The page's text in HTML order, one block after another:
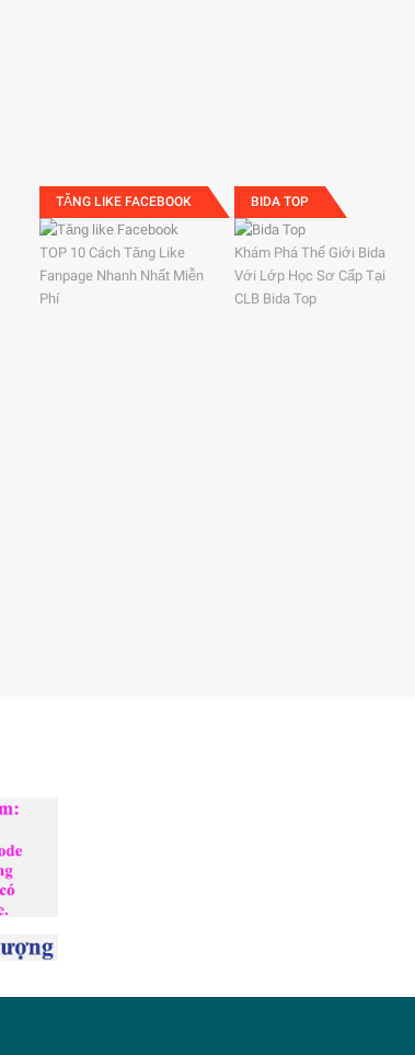
TĂNG LIKE FACEBOOK
TOP 10 Cách Tăng Like
Fanpage Nhanh Nhất Miễn
Phí
BIDA TOP
Khám Phá Thế Giới Bida
Với Lớp Học Sơ Cấp Tại
CLB Bida Top